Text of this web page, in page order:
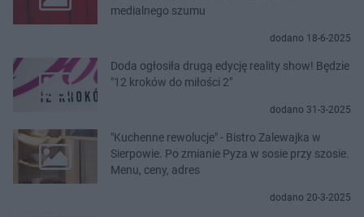
medialnego szumu
dodano 18-6-2025
Doda ogłosiła drugą edycję reality show! Będzie
"12 kroków do miłości 2"
dodano 31-3-2025
"Kuchenne rewolucje" - Bistro Zalewajka w
Sierpowie. Po zmianie Pyza w sosie przy szosie.
Menu, ceny, adres
dodano 20-3-2025